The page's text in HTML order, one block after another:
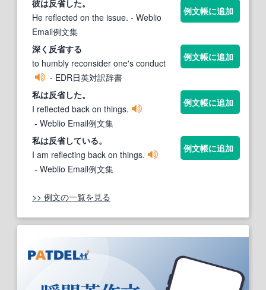
彼は反省した。
He reflected on the issue. - Weblio
Email例文集
例文帳に追加
深く 反省する
to humbly reconsider one's conduct
- EDR日英対訳辞書
例文帳に追加
私は反省した。
I reflected back on things.
- Weblio Email例文集
例文帳に追加
私は反省している。
I am reflecting back on things.
- Weblio Email例文集
例文帳に追加
>> 例文の一覧を見る